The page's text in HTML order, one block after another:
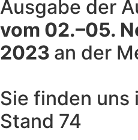
Ausgabe der
vom 02.–05.
2023 an der
Sie finden uns
Stand 74